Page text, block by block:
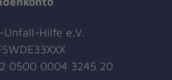
Unfall-Hilfe e.V.
0500 0004 3245 20